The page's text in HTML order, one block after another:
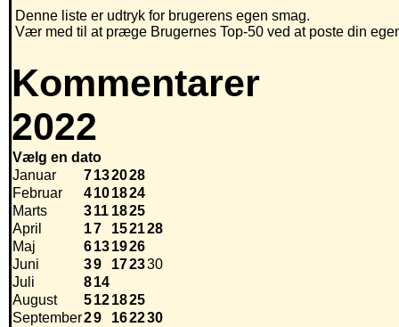
Denne liste er udtryk for brugerens egen smag.
Vær med til at præge Brugernes Top-50 ved at poste din
Kommentarer
2022
Vælg en dato
Januar
7132028
Februar
4101824
Marts
311 1825
April
17 152128
Maj
6131926
Juni
39 172330
Juli
814
August
5121825
September29 162230